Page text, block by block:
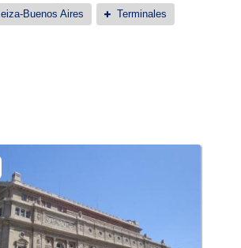
Buenos Aires Terminales